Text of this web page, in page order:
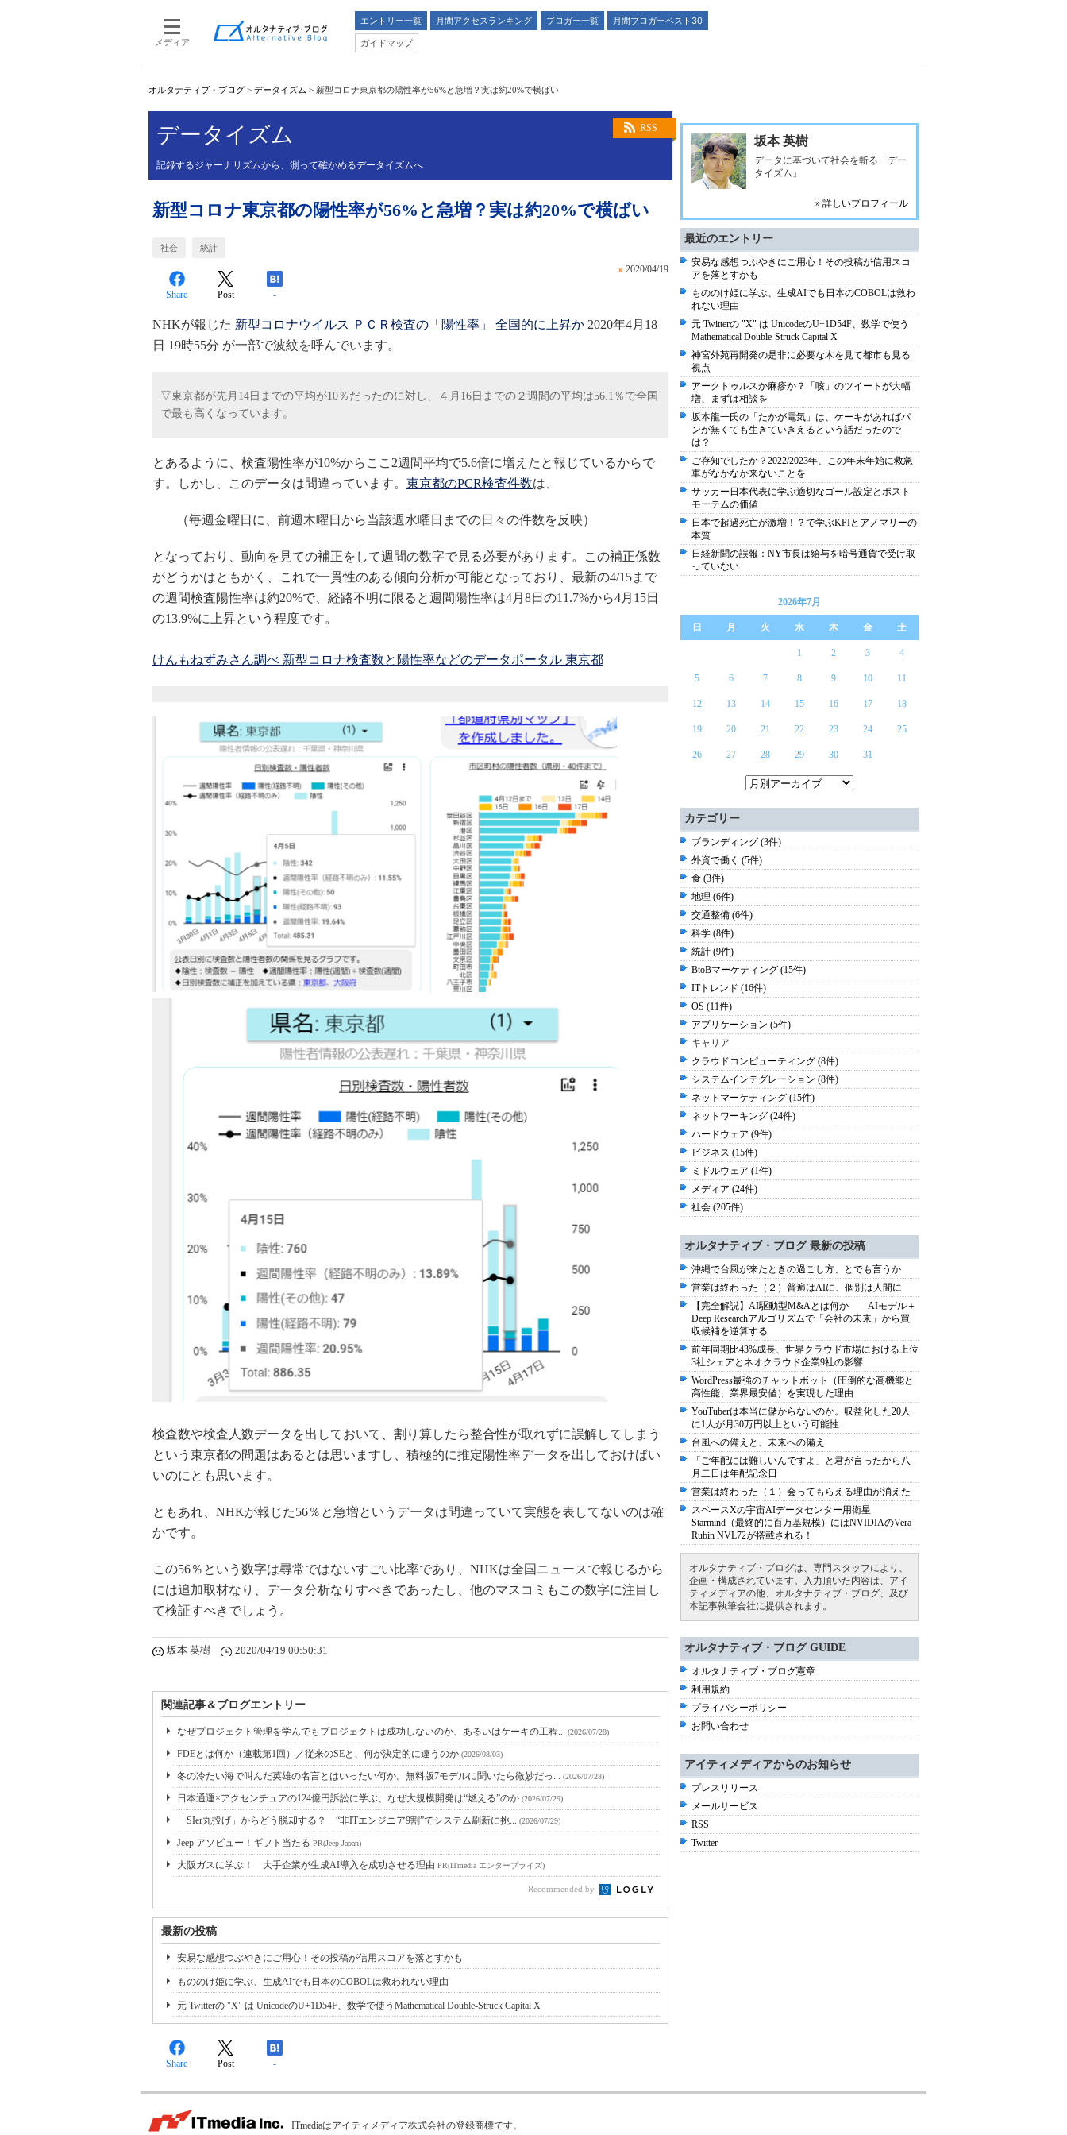
メディア
エントリー一覧 月間アクセスランキング ブロガー一覧
月間ブロガーベスト30
ガイドマップ
オルタナティブ・ブログ > データイズム > 新型コロナ東京都の陽性率が56%と急増？実は約20%で横ばい
RSS
データイズム
記録するジャーナリズムから、測って確かめるデータイズムへ
新型コロナ東京都の陽性率が56%と急増？実は約20%で横ばい
社会 統計
» 2020/04/19
Share Post -
NHKが報じた 新型コロナウイルス ＰＣＲ検査の「陽性率」 全国的に上昇か 2020年4月18
日 19時55分 が一部で波紋を呼んでいます。
▽東京都が先月14日までの平均が10％だったのに対し、４月16日までの２週間の平均は56.1％で全国
で最も高くなっています。
とあるように、検査陽性率が10%からここ2週間平均で5.6倍に増えたと報じているからで
す。しかし、このデータは間違っています。 東京都のPCR検査件数は、
（毎週金曜日に、前週木曜日から当該週水曜日までの日々の件数を反映）
となっており、動向を見ての補正をして週間の数字で見る必要があります。
この補正係数
がどうかはともかく、これで一貫性のある傾向分析が可能となっており、最新の4/15まで
の週間検査陽性率は約20%で、経路不明に限ると週間陽性率は4月8日の11.7%から4月15日
の13.9%に上昇という程度です。
けんもねずみさん調べ 新型コロナ検査数と陽性率などのデータポータル 東京都
検査数や検査人数データを出しておいて、割り算したら整合性が取れずに誤解してしまう
という東京都の問題はあるとは思いますし、積極的に推定陽性率データを出しておけばい
いのにとも思います。
ともあれ、NHKが報じた56％と急増というデータは間違っていて実態を表してないのは確
かです。
この56％という数字は尋常ではないすごい比率であり、NHKは全国ニュースで報じるから
には追加取材なり、データ分析なりすべきであったし、他のマスコミもこの数字に注目し
て検証すべきでしょう。
坂本 英樹 2020/04/19 00:50:31
関連記事＆ブログエントリー
なぜプロジェクト管理を学んでもプロジェクトは成功しないのか、あるいはケーキの工程... (2026/07/28)
FDEとは何か（連載第1回）／従来のSEと、何が決定的に違うのか (2026/08/03)
冬の冷たい海で叫んだ英雄の名言とはいったい何か。無料版7モデルに聞いたら微妙だっ... (2026/07/28)
日本通運×アクセンチュアの124億円訴訟に学ぶ、なぜ大規模開発は“燃える”のか (2026/07/29)
「SIer丸投げ」からどう脱却する？ “非ITエンジニア9割”でシステム刷新に挑... (2026/07/29)
Jeep アソビュー！ギフト当たる PR(Jeep Japan)
大阪ガスに学ぶ！ 大手企業が生成AI導入を成功させる理由 PR(ITmedia エンタープライズ)
Recommended by
最新の投稿
安易な感想つぶやきにご用心！その投稿が信用スコアを落とすかも
もののけ姫に学ぶ、生成AIでも日本のCOBOLは救われない理由
元 Twitterの "X" は UnicodeのU+1D54F、数学で使うMathematical Double-Struck Capital X
Share Post -
坂本 英樹
データに基づいて社会を斬る「デー
タイズム」
» 詳しいプロフィール
最近のエントリー
安易な感想つぶやきにご用心！その投稿が信用スコ
アを落とすかも
もののけ姫に学ぶ、生成AIでも日本のCOBOLは救わ
れない理由
元 Twitterの "X" は UnicodeのU+1D54F、数学で使う
Mathematical Double-Struck Capital X
神宮外苑再開発の是非に必要な木を見て都市も見る
視点
アークトゥルスか麻疹か？「咳」のツイートが大幅
増、まずは相談を
坂本龍一氏の「たかが電気」は、ケーキがあればパ
ンが無くても生きていきえるという話だったので
は？
ご存知でしたか？2022/2023年、この年末年始に救急
車がなかなか来ないことを
サッカー日本代表に学ぶ適切なゴール設定とポスト
モーテムの価値
日本で超過死亡が激増！？で学ぶKPIとアノマリーの
本質
日経新聞の誤報：NY市長は給与を暗号通貨で受け取
っていない
2026年7月
日 月 火 水 木 金 土
1 2 3 4
5 6 7 8 9 10 11
12 13 14 15 16 17 18
19 20 21 22 23 24 25
26 27 28 29 30 31
カテゴリー
ブランディング (3件)
外資で働く (5件)
食 (3件)
地理 (6件)
交通整備 (6件)
科学 (8件)
統計 (9件)
BtoBマーケティング (15件)
ITトレンド (16件)
OS (11件)
アプリケーション (5件)
キャリア
クラウドコンピューティング (8件)
システムインテグレーション (8件)
ネットマーケティング (15件)
ネットワーキング (24件)
ハードウェア (9件)
ビジネス (15件)
ミドルウェア (1件)
メディア (24件)
社会 (205件)
オルタナティブ・ブログ 最新の投稿
沖縄で台風が来たときの過ごし方、とでも言うか
営業は終わった（２）普遍はAIに、個別は人間に
【完全解説】AI駆動型M&Aとは何か――AIモデル＋
Deep Researchアルゴリズムで「会社の未来」から買
収候補を逆算する
前年同期比43%成長、世界クラウド市場における上位
3社シェアとネオクラウド企業9社の影響
WordPress最強のチャットボット（圧倒的な高機能と
高性能、業界最安値）を実現した理由
YouTuberは本当に儲からないのか。収益化した20人
に1人が月30万円以上という可能性
台風への備えと、未来への備え
「ご年配には難しいんですよ」と君が言ったから八
月二日は年配記念日
営業は終わった（１）会ってもらえる理由が消えた
スペースXの宇宙AIデータセンター用衛星
Starmind（最終的に百万基規模）にはNVIDIAのVera
Rubin NVL72が搭載される！
オルタナティブ・ブログは、専門スタッフにより、
企画・構成されています。入力頂いた内容は、アイ
ティメディアの他、オルタナティブ・ブログ、及び
本記事執筆会社に提供されます。
オルタナティブ・ブログ GUIDE
オルタナティブ・ブログ憲章
利用規約
プライバシーポリシー
お問い合わせ
アイティメディアからのお知らせ
プレスリリース
メールサービス
RSS
Twitter
ITmediaはアイティメディア株式会社の登録商標です。